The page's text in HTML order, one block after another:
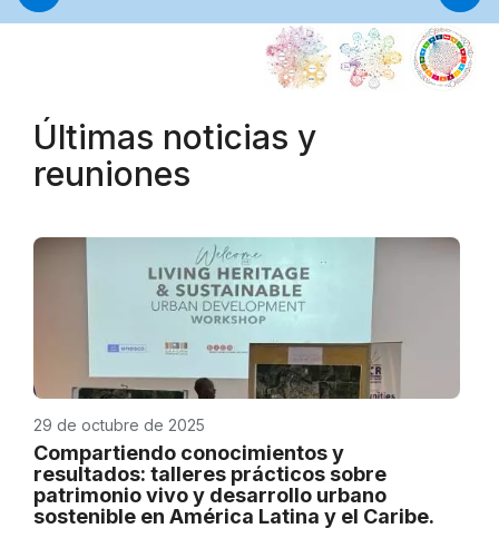
Últimas noticias y
reuniones
29 de octubre de 2025
Compartiendo conocimientos y
resultados: talleres prácticos sobre
patrimonio vivo y desarrollo urbano
sostenible en América Latina y el Caribe.